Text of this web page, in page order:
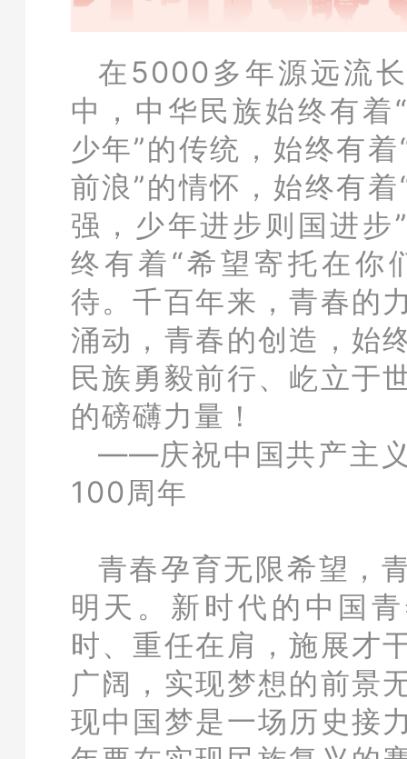
在5000多年源远流
中，中华民族始终有着
少年”的传统，始终有
前浪”的情怀，始终有
强，少年进步则国进步
终有着“希望寄托在你
待。千百年来，青春的
涌动，青春的创造，始
民族勇毅前行、屹立于
的磅礴力量！
——庆祝中国共产主
100周年
青春孕育无限希望，
明天。新时代的中国
时、重任在肩，施展才
广阔，实现梦想的前景
现中国梦是一场历史接